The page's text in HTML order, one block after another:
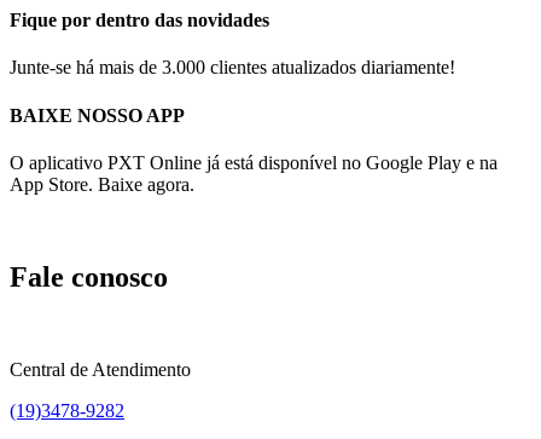
Fique por dentro das novidades
Junte-se há mais de 3.000 clientes atualizados diariamente!
BAIXE NOSSO APP
O aplicativo PXT Online já está disponível no Google Play e na
App Store. Baixe agora.
Fale conosco
Central de Atendimento
(19)3478-9282